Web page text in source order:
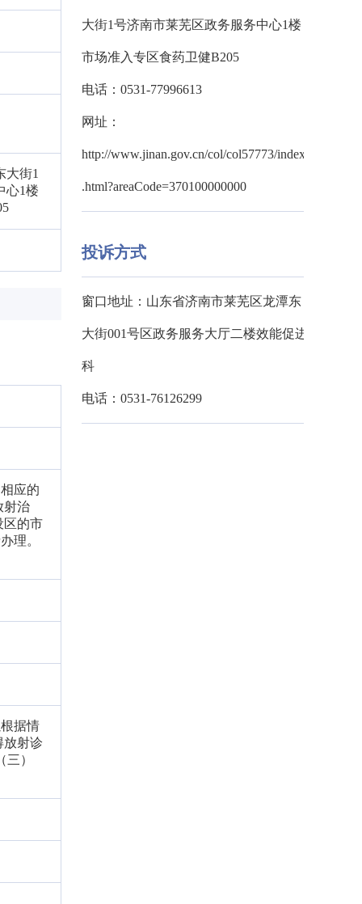
大街1
心1楼
应的
射治
区的市
理。
据情
放射诊
）
大街1号济南市莱芜区政务服务中心1楼
市场准入专区食药卫健B205
电话：0531-77996613
网址：
http://www.jinan.gov.cn/col/col57773/index
.html?areaCode=370100000000
投诉方式
窗口地址：山东省济南市莱芜区龙潭东
大街001号区政务服务大厅二楼效能促进
科
电话：0531-76126299